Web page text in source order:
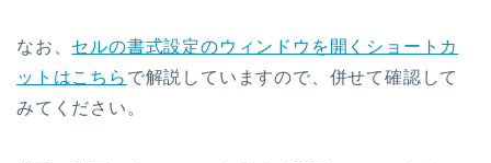
なお、 セルの書式設定のウィンドウを開くショートカ
ットはこちら で解説していますので、併せて確認して
みてください。